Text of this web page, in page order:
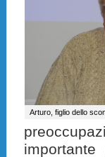
Arturo, figlio dello